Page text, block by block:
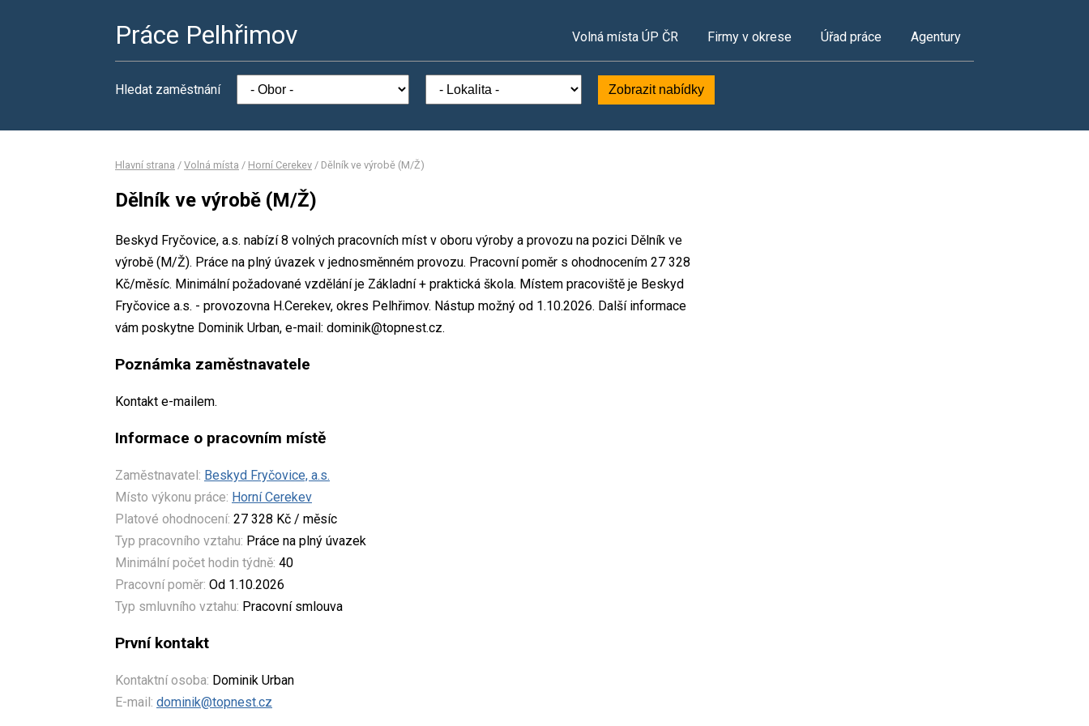
Práce Pelhřimov Volná místa ÚP ČR Firmy v okrese Úřad práce Agentury
Hledat zaměstnání Zobrazit nabídky
Hlavní strana / Volná místa / Horní Cerekev / Dělník ve výrobě (M/Ž)
Dělník ve výrobě (M/Ž)
Beskyd Fryčovice, a.s. nabízí 8 volných pracovních míst v oboru výroby a provozu na pozici Dělník ve
výrobě (M/Ž). Práce na plný úvazek v jednosměnném provozu. Pracovní poměr s ohodnocením 27 328
Kč/měsíc. Minimální požadované vzdělání je Základní + praktická škola. Místem pracoviště je Beskyd
Fryčovice a.s. - provozovna H.Cerekev, okres Pelhřimov. Nástup možný od 1.10.2026. Další informace
vám poskytne Dominik Urban, e-mail: dominik@topnest.cz.
Poznámka zaměstnavatele
Kontakt e-mailem.
Informace o pracovním místě
Zaměstnavatel: Beskyd Fryčovice, a.s.
Místo výkonu práce: Horní Cerekev
Platové ohodnocení: 27 328 Kč / měsíc
Typ pracovního vztahu: Práce na plný úvazek
Minimální počet hodin týdně: 40
Pracovní poměr: Od 1.10.2026
Typ smluvního vztahu: Pracovní smlouva
První kontakt
Kontaktní osoba: Dominik Urban
E-mail: dominik@topnest.cz